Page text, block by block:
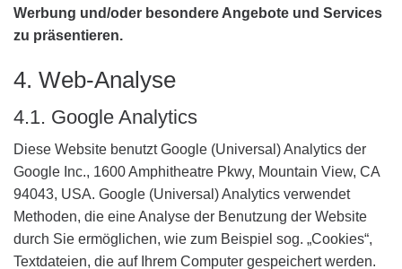
Werbung und/oder besondere Angebote und Services
zu präsentieren.
4. Web-Analyse
4.1. Google Analytics
Diese Website benutzt Google (Universal) Analytics der
Google Inc., 1600 Amphitheatre Pkwy, Mountain View, CA
94043, USA. Google (Universal) Analytics verwendet
Methoden, die eine Analyse der Benutzung der Website
durch Sie ermöglichen, wie zum Beispiel sog. „Cookies“,
Textdateien, die auf Ihrem Computer gespeichert werden.